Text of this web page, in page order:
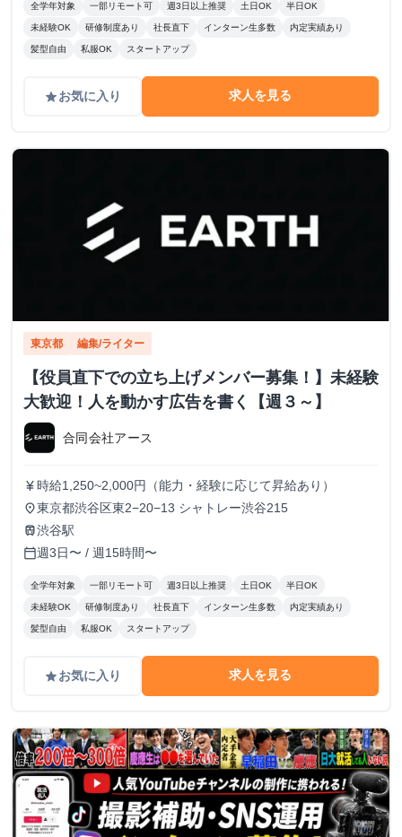
全学年対象 一部リモート可 週3日以上推奨 土日OK 半日OK
未経験OK 研修制度あり 社長直下 インターン生多数 内定実績あり
髪型自由 私服OK スタートアップ
gradeお気に入り 求人を見る
東京都 編集/ライター
【役員直下での立ち上げメンバー募集！】未経験
大歓迎！人を動かす広告を書く【週３～】
合同会社アース
currency_yen 時給1,250~2,000円（能力・経験に応じて昇給あり）
place東京都渋谷区東2−20−13 シャトレー渋谷215
train渋谷駅
calendar_today週3日〜 / 週15時間〜
全学年対象 一部リモート可 週3日以上推奨 土日OK 半日OK
未経験OK 研修制度あり 社長直下 インターン生多数 内定実績あり
髪型自由 私服OK スタートアップ
gradeお気に入り 求人を見る